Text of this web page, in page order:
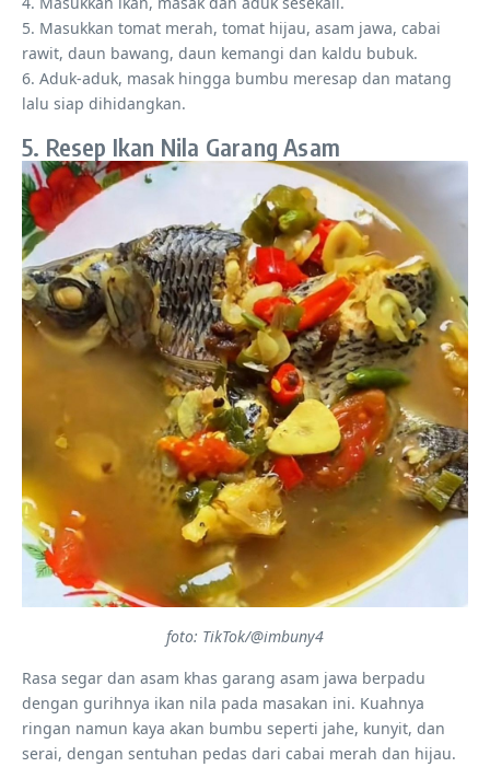
5. Masukkan tomat merah, tomat hijau, asam jawa, cabai
rawit, daun bawang, daun kemangi dan kaldu bubuk.
6. Aduk-aduk, masak hingga bumbu meresap dan matang
lalu siap dihidangkan.
5. Resep Ikan Nila Garang Asam
foto: TikTok/@imbuny4
Rasa segar dan asam khas garang asam jawa berpadu
dengan gurihnya ikan nila pada masakan ini. Kuahnya
ringan namun kaya akan bumbu seperti jahe, kunyit, dan
serai, dengan sentuhan pedas dari cabai merah dan hijau.